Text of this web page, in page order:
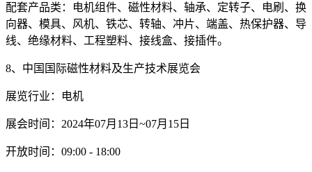
配套产品类：电机组件、磁性材料、轴承、定转子、电刷、换
向器、模具、风机、铁芯、转轴、冲片、端盖、热保护器、导
线、绝缘材料、工程塑料、接线盒、接插件。
8、中国国际磁性材料及生产技术展览会
展览行业：电机
展会时间：2024年07月13日~07月15日
开放时间：09:00 - 18:00